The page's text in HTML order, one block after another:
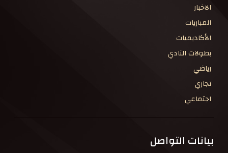
الاخبار
المباريات
الأكاديميات
بطولات النادي
رياضي
تجاري
اجتماعي
بيانات التواصل